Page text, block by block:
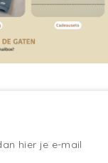
hier je e-mail